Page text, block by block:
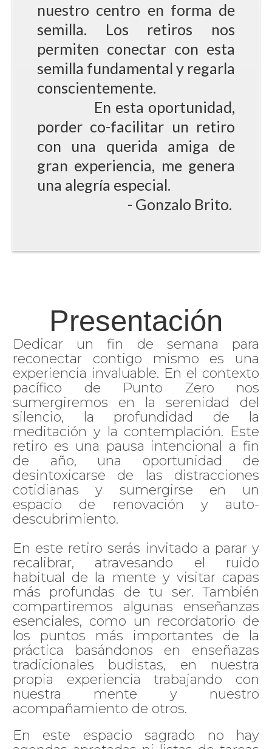
nuestro centro en forma de
semilla. Los retiros nos
permiten conectar con esta
semilla fundamental y regarla
conscientemente.
En esta oportunidad,
porder co-facilitar un retiro
con una querida amiga de
gran experiencia, me genera
una alegría especial.
- Gonzalo Brito.
Presentación
Dedicar un fin de semana para
reconectar contigo mismo es una
experiencia invaluable. En el contexto
pacífico de Punto Zero nos
sumergiremos en la serenidad del
silencio, la profundidad de la
meditación y la contemplación. Este
retiro es una pausa intencional a fin
de año, una oportunidad de
desintoxicarse de las distracciones
cotidianas y sumergirse en un
espacio de renovación y auto-
descubrimiento.
En este retiro serás invitado a parar y
recalibrar, atravesando el ruido
habitual de la mente y visitar capas
más profundas de tu ser. También
compartiremos algunas enseñanzas
esenciales, como un recordatorio de
los puntos más importantes de la
práctica basándonos en enseñazas
tradicionales budistas, en nuestra
propia experiencia trabajando con
nuestra mente y nuestro
acompañamiento de otros.
En este espacio sagrado no hay